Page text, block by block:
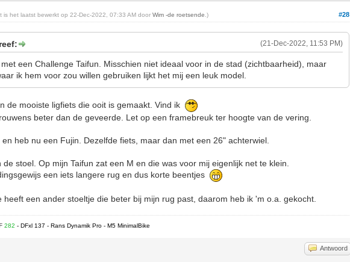
#28
is het laatst bewerkt op 22-Dec-2022, 07:33 AM doorWim -de roetsende .)
(21-Dec-2022, 11:53 PM)
een Challenge Taifun. Misschien niet ideaal voor in de stad (zichtbaarheid), maar
ik hem voor zou willen gebruiken lijkt het mij een leuk model.
de mooiste ligfiets die ooit is gemaakt. Vind ik
beter dan de geveerde. Let op een framebreuk ter hoogte van de vering.
heb nu een Fujin. Dezelfde fiets, maar dan met een 26" achterwiel.
stoel. Op mijn Taifun zat een M en die was voor mij eigenlijk net te klein.
een iets langere rug en dus korte beentjes
heeft een ander stoeltje die beter bij mijn rug past, daarom heb ik 'm o.a. gekocht.
282- DFxl 137 - Rans Dynamik Pro - M5 MinimalBike
Antwoord